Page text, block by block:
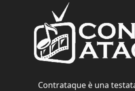
Contrataque è una